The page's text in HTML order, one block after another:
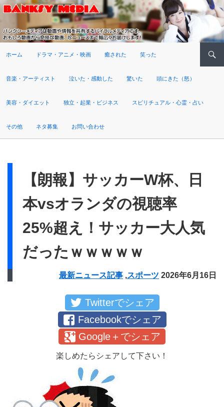
ホーム ドラマ・アニメ・映画 癒された 笑った
音楽・アーティスト 泣いた・感動した 驚いた 頭にきた（怒）
美容・ダイエット 独立・起業・ビジネス スピリチュアル・心霊・占い
その他 ネタ募集 お問い合わせ
【朗報】サッカーW杯、日
本vsオランダの視聴率
25%超え！サッカー大人気
だったｗｗｗｗｗ
最新ニュース記事 ,スポーツ 2026年6月16日
Twitterでシェア
Facebookでシェア
Google＋でシェア
楽しめたらシェアして下さい！